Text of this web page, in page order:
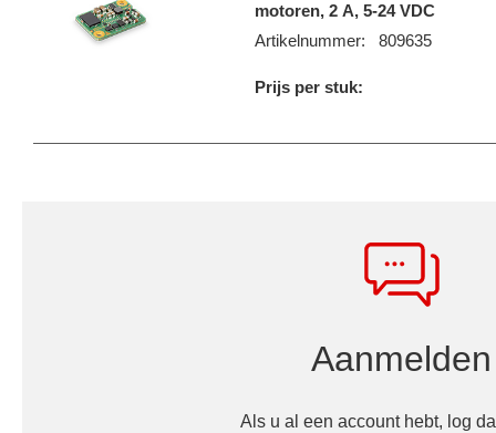
motoren, 2 A, 5-24 VDC
Artikelnummer:
809635
Prijs per stuk:
Aanmelden
Als u al een account hebt, log